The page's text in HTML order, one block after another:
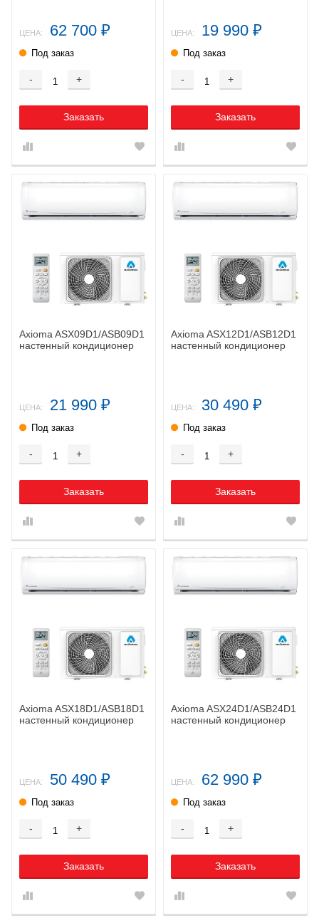
ЦЕНА: 62 700 ₽
Под заказ
- +
Заказать
ЦЕНА: 19 990 ₽
Под заказ
- +
Заказать
Axioma ASX09D1/ASB09D1
настенный кондиционер
ЦЕНА: 21 990 ₽
Под заказ
- +
Заказать
Axioma ASX12D1/ASB12D1
настенный кондиционер
ЦЕНА: 30 490 ₽
Под заказ
- +
Заказать
Axioma ASX18D1/ASB18D1
настенный кондиционер
ЦЕНА: 50 490 ₽
Под заказ
- +
Заказать
Axioma ASX24D1/ASB24D1
настенный кондиционер
ЦЕНА: 62 990 ₽
Под заказ
- +
Заказать